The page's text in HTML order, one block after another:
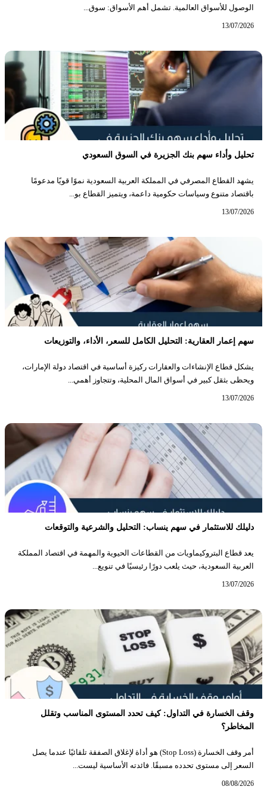
الوصول للأسواق العالمية. تشمل أهم الأسواق: سوق...
13/07/2026
تحليل وأداء سهم بنك الجزيرة في السوق السعودي
يشهد القطاع المصرفي في المملكة العربية السعودية نموًا قويًا مدعومًا
باقتصاد متنوع وسياسات حكومية داعمة، ويتميز القطاع بو...
13/07/2026
سهم إعمار العقارية: التحليل الكامل للسعر، الأداء، والتوزيعات
يشكل قطاع الإنشاءات والعقارات ركيزة أساسية في اقتصاد دولة الإمارات،
ويحظى بثقل كبير في أسواق المال المحلية، وتتجاوز أهمي...
13/07/2026
دليلك للاستثمار في سهم ينساب: التحليل والشرعية والتوقعات
يعد قطاع البتروكيماويات من القطاعات الحيوية والمهمة في اقتصاد المملكة
العربية السعودية، حيث يلعب دورًا رئيسيًا في تنويع...
13/07/2026
وقف الخسارة في التداول: كيف تحدد المستوى المناسب وتقلل
المخاطر؟
أمر وقف الخسارة (Stop Loss) هو أداة لإغلاق الصفقة تلقائيًا عندما يصل
السعر إلى مستوى تحدده مسبقًا. فائدته الأساسية ليست...
08/08/2026